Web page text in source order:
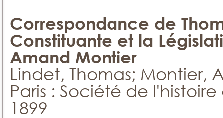
Correspondance de
Constituante et la
Amand Montier
Lindet, Thomas; Montier,
Paris : Société de
1899